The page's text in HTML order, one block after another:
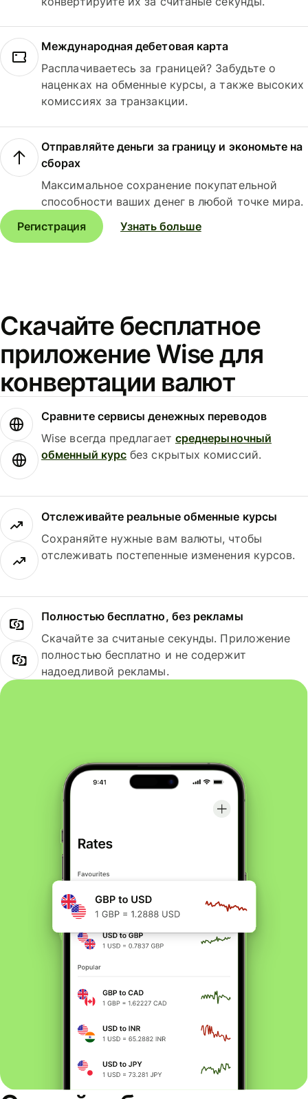
Международная дебетовая карта
Расплачиваетесь за границей? Забудьте о
наценках на обменные курсы, а также высоких
комиссиях за транзакции.
Отправляйте деньги за границу и экономьте на
сборах
Максимальное сохранение покупательной
способности ваших денег в любой точке мира.
Регистрация
Узнать больше
Скачайте бесплатное
приложение Wise для
конвертации валют
Сравните сервисы денежных переводов
Wise всегда предлагает среднерыночный
обменный курс без скрытых комиссий.
Отслеживайте реальные обменные курсы
Сохраняйте нужные вам валюты, чтобы
отслеживать постепенные изменения курсов.
Полностью бесплатно, без рекламы
Скачайте за считаные секунды. Приложение
полностью бесплатно и не содержит
надоедливой рекламы.